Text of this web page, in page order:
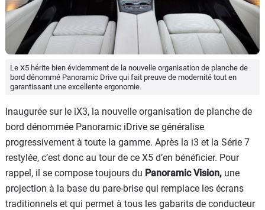
Le X5 hérite bien évidemment de la nouvelle organisation de planche de
bord dénommé Panoramic Drive qui fait preuve de modernité tout en
garantissant une excellente ergonomie.
Inaugurée sur le iX3, la nouvelle organisation de planche de
bord dénommée Panoramic iDrive se généralise
progressivement à toute la gamme. Après la i3 et la Série 7
restylée, c’est donc au tour de ce X5 d’en bénéficier. Pour
rappel, il se compose toujours du Panoramic Vision, une
projection à la base du pare-brise qui remplace les écrans
traditionnels et qui permet à tous les gabarits de conducteur